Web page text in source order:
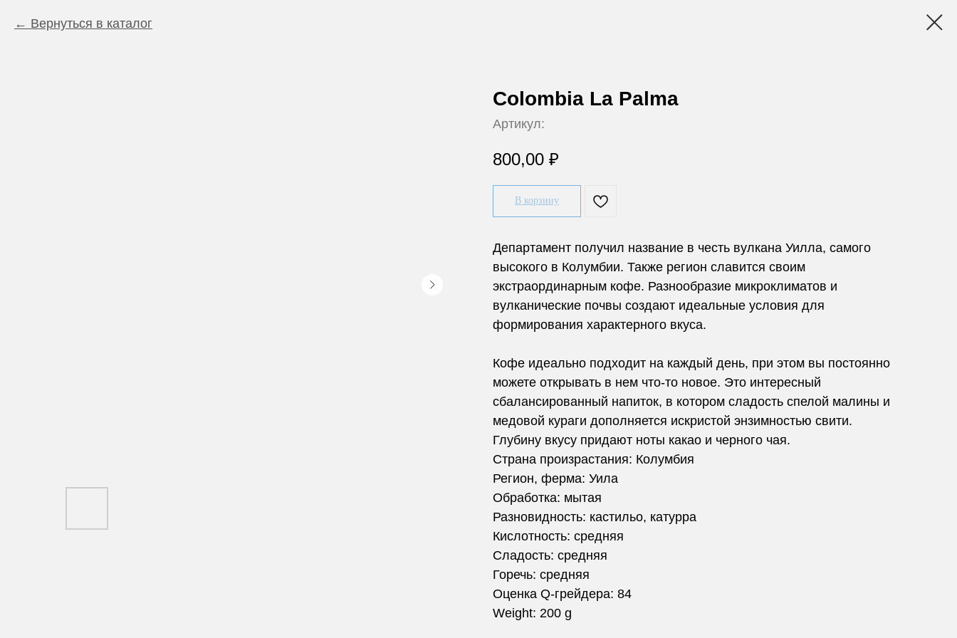
Вернуться в каталог
Colombia La Palma
Артикул:
800,00 ₽
В корзину
Департамент получил название в честь вулкана Уилла, самого
высокого в Колумбии. Также регион славится своим
экстраординарным кофе. Разнообразие микроклиматов и
вулканические почвы создают идеальные условия для
формирования характерного вкуса.
Кофе идеально подходит на каждый день, при этом вы постоянно
можете открывать в нем что-то новое. Это интересный
сбалансированный напиток, в котором сладость спелой малины и
медовой кураги дополняется искристой энзимностью свити.
Глубину вкусу придают ноты какао и черного чая.
Страна произрастания: Колумбия
Регион, ферма: Уила
Обработка: мытая
Разновидность: кастильо, катурра
Кислотность: средняя
Сладость: средняя
Горечь: средняя
Оценка Q-грейдера: 84
Weight: 200 g